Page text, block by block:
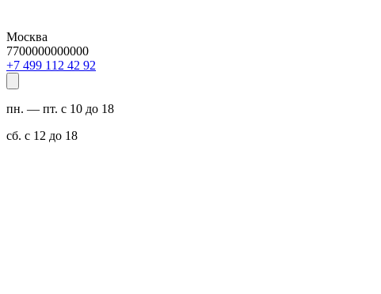
Москва
7700000000000
29 24 211 994 7+
пн. — пт. с 10 до 18
сб. с 12 до 18